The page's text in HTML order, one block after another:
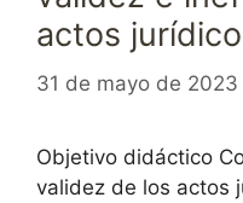
actos
31 de mayo de 2023
Objetivo didáctico
validez de los actos